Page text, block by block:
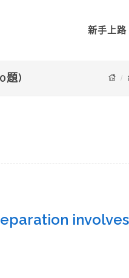
新手上路
題)
involves